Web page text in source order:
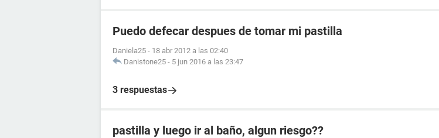
Puedo defecar despues de tomar mi pastilla
Daniela25 - 18 abr 2012 a las 02:40
Danistone25 - 5 jun 2016 a las 23:47
3 respuestas
pastilla y luego ir al baño, algun riesgo??